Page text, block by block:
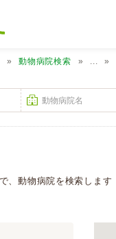
動物病院検索 ...
、動物病院を検索します